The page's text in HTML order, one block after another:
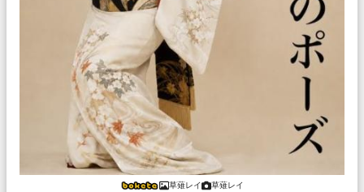
草薙レイ 草薙レイ